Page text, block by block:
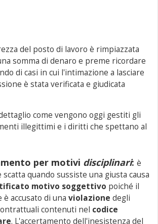
del posto di lavoro è rimpiazzata
somma di denaro e preme ricordare
di casi in cui l'intimazione a lasciare
è stata verificata e giudicata
come vengono oggi gestiti gli
illegittimi e i diritti che spettano al
per motivi disciplinari:è
scatta quando sussiste una giusta causa
motivo soggettivo poiché il
è accusato di unaviolazione degli
contenuti nel codice
. L'accertamento dell'inesistenza del